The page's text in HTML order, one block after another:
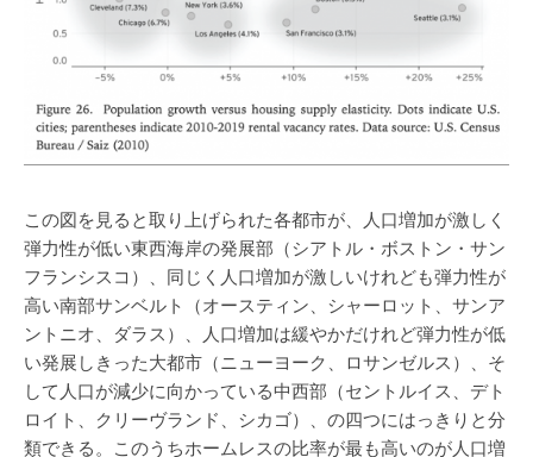
この図を見ると取り上げられた各都市が、人口増加が激しく
弾力性が低い東西海岸の発展部（シアトル・ボストン・サン
フランシスコ）、同じく人口増加が激しいけれども弾力性が
高い南部サンベルト（オースティン、シャーロット、サンア
ントニオ、ダラス）、人口増加は緩やかだけれど弾力性が低
い発展しきった大都市（ニューヨーク、ロサンゼルス）、そ
して人口が減少に向かっている中西部（セントルイス、デト
ロイト、クリーヴランド、シカゴ）、の四つにはっきりと分
類できる。このうちホームレスの比率が最も高いのが人口増